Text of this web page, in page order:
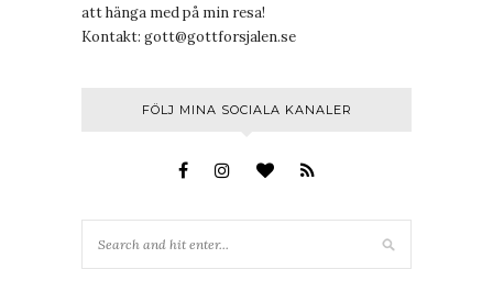
att hänga med på min resa!
Kontakt: gott@gottforsjalen.se
FÖLJ MINA SOCIALA KANALER